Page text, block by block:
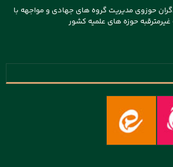
حوزوی مدیریت گروه های جهادی و مواجهه با
حوزه های علمیه کشور